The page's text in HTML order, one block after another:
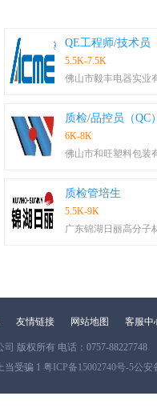
QE工程师/技术员
5.5K-7.5K
佛山市毅丰电器实业
质检/品控员（QC
6K-8K
佛山市和旺塑料包装
质检管培生
5.5K-9K
广东锦湖日丽高分子
友情链接 网站地图 客服中
司 版权所有 电话：0757-88227748
当受骗 1 粤ICP备15002740号-5公安